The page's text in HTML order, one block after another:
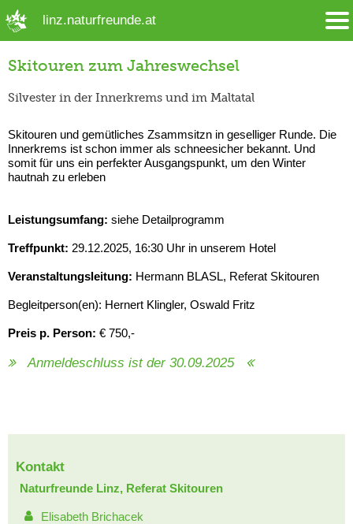
linz.naturfreunde.at
Skitouren zum Jahreswechsel
Silvester in der Innerkrems und im Maltatal
Skitouren und gemütliches Zsammsitzn in geselliger Runde. Die
Innerkrems ist schon immer als schneesicher bekannt. Und
somit für uns ein perfekter Ausgangspunkt, um den Winter
hautnah zu erleben
Leistungsumfang: siehe Detailprogramm
Treffpunkt: 29.12.2025, 16:30 Uhr in unserem Hotel
Veranstaltungsleitung: Hermann BLASL, Referat Skitouren
Begleitperson(en): Hernert Klingler, Oswald Fritz
Preis p. Person: € 750,-
Anmeldeschluss ist der 30.09.2025
Kontakt
Naturfreunde Linz, Referat Skitouren
Elisabeth Brichacek